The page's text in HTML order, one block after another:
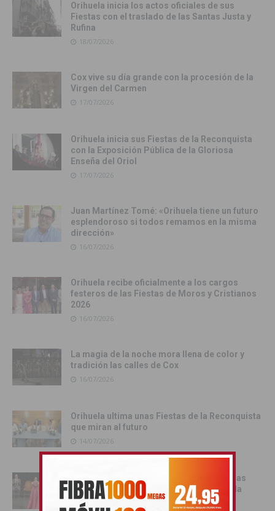
Orihuela inicia los actos oficiales de sus
Fiestas con el traslado de las Santas Justa y
Rufina
18/07/2026
Cox vive su día grande con la procesión de la
Virgen del Carmen
17/07/2026
Orihuela inicia sus Fiestas de la Reconquista
con la Exposición Pública de la Gloriosa
Enseña del Oriol
17/07/2026
Juan Martínez Tomé: «Orihuela tiene un futuro
esplendoroso si todos remamos en la misma
dirección»
16/07/2026
Orihuela recibe oficialmente a los cargos
festeros de las Fiestas de Moros y Cristianos
2026
16/07/2026
La magia de la noche mora llena de color y
tradición las calles de Cox
16/07/2026
Orihuela ultima unas Fiestas de la Reconquista
que miran al futuro
14/07/2026
La Exaltación Festera abre el camino de las
Fiestas de Moros y Cristianos de Orihuela
12/07/2026